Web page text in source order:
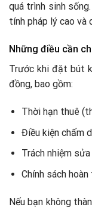
quá trình sinh
tính pháp lý cao và
Những điều cần
Trước khi đặt bút
đồng, bao gồm:
Thời hạn thuê
Điều kiện chấm
Trách nhiệm
Chính sách
Nếu bạn không